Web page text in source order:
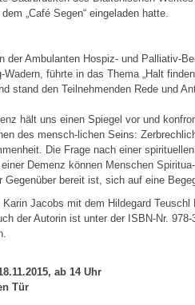
„Café Segen“ eingeladen hatte.
der Ambulanten Hospiz- und Palliativ-
Wadern, führte in das Thema „Halt
stand den Teilnehmenden Rede und
hält uns einen Spiegel vor und
des mensch-lichen Seins:
Die Frage nach einer
Demenz können Menschen
Gegenüber bereit ist, sich auf eine
Karin Jacobs mit dem Hildegard
der Autorin ist unter der ISBN-Nr. 978-
ab 14 Uhr
Tür